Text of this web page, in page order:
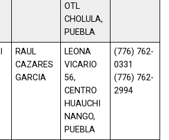
OTL
CHOLULA,
PUEBLA
RAUL
CAZARES
GARCIA
LEONA
VICARIO
56,
CENTRO
HUAUCHI
NANGO,
PUEBLA
(776) 762-
0331
(776) 762-
2994